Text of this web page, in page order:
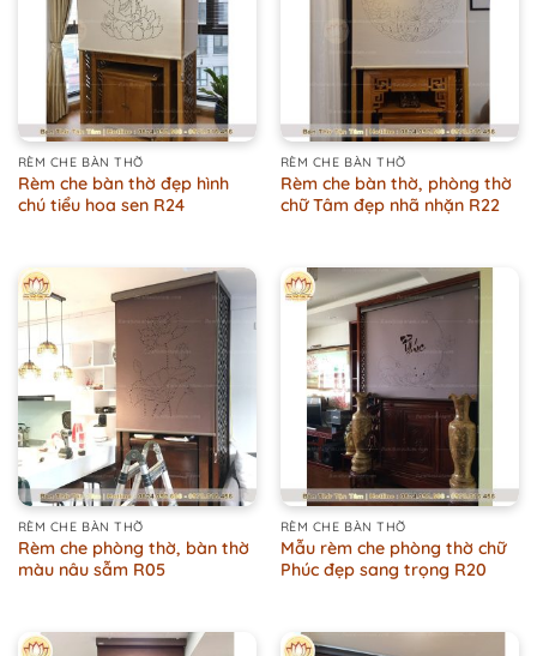
RÈM CHE BÀN THỜ
Rèm che bàn thờ đẹp hình
chú tiểu hoa sen R24
RÈM CHE BÀN THỜ
Rèm che bàn thờ, phòng thờ
chữ Tâm đẹp nhã nhặn R22
RÈM CHE BÀN THỜ
Rèm che phòng thờ, bàn thờ
màu nâu sẫm R05
RÈM CHE BÀN THỜ
Mẫu rèm che phòng thờ chữ
Phúc đẹp sang trọng R20